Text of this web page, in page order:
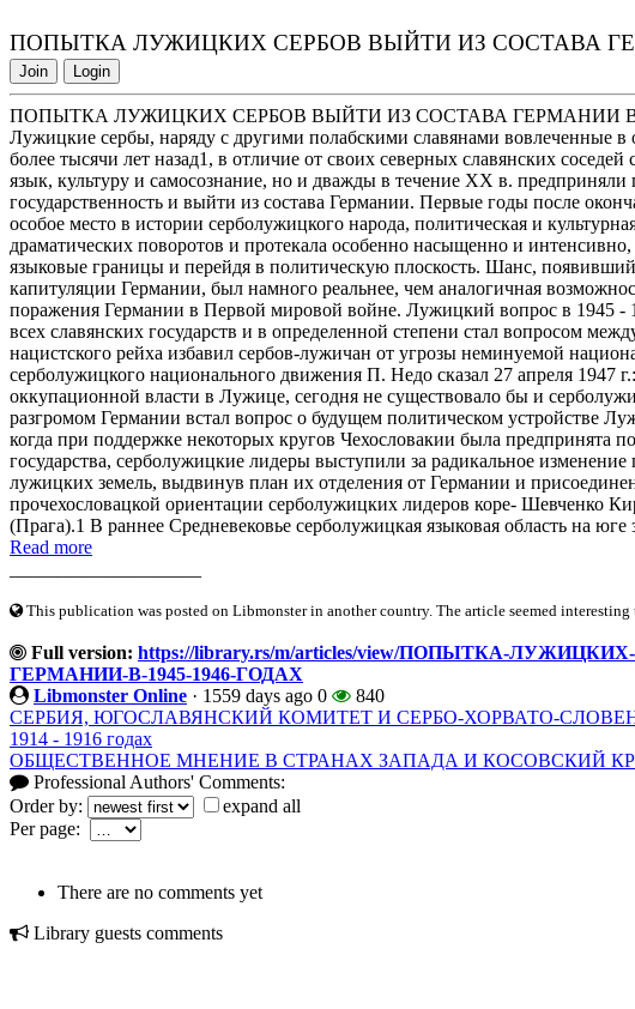
ПОПЫТКА ЛУЖИЦКИХ СЕРБОВ ВЫЙТИ ИЗ СОСТАВА
Join Login
ПОПЫТКА ЛУЖИЦКИХ СЕРБОВ ВЫЙТИ ИЗ СОСТАВА ГЕРМАНИИ В
Лужицкие сербы, наряду с другими полабскими славянами вовлеченные в
более тысячи лет назад1, в отличие от своих северных славянских
язык, культуру и самосознание, но и дважды в течение XX в. предприняли
государственность и выйти из состава Германии. Первые годы после
особое место в истории серболужицкого народа, политическая и
драматических поворотов и протекала особенно насыщенно и
языковые границы и перейдя в политическую плоскость. Шанс,
капитуляции Германии, был намного реальнее, чем аналогичная
поражения Германии в Первой мировой войне. Лужицкий вопрос в 1945 -
всех славянских государств и в определенной степени стал вопросом
нацистского рейха избавил сербов-лужичан от угрозы неминуемой
серболужицкого национального движения П. Недо сказал 27 апреля 1947
оккупационной власти в Лужице, сегодня не существовало бы и
разгромом Германии встал вопрос о будущем политическом устройстве
когда при поддержке некоторых кругов Чехословакии была предпринята
государства, серболужицкие лидеры выступили за радикальное изменение
лужицких земель, выдвинув план их отделения от Германии и
прочехословацкой ориентации серболужицких лидеров коре- Шевченко
(Прага).1 В раннее Средневековье серболужицкая языковая область на
Read more
This publication was posted on Libmonster in another country. The article seemed interesting
Full version: https://library.rs/m/articles/view/ПОПЫТКА-
ГЕРМАНИИ-В-1945-1946-ГОДАХ
Libmonster Online · 1559 days ago 0
840
СЕРБИЯ, ЮГОСЛАВЯНСКИЙ КОМИТЕТ И СЕРБО-ХОРВАТО-
1914 - 1916 годах
ОБЩЕСТВЕННОЕ МНЕНИЕ В СТРАНАХ ЗАПАДА И КОСОВСКИЙ
Professional Authors' Comments:
Order by:
expand all
Per page:
There are no comments yet
Library guests comments